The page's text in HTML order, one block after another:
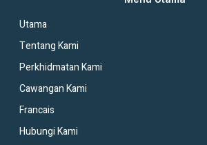
Utama
Tentang Kami
Perkhidmatan Kami
Cawangan Kami
Francais
Hubungi Kami